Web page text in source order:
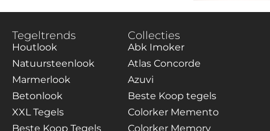
Tegeltrends
Houtlook
Natuursteenlook
Marmerlook
Betonlook
XXL Tegels
Beste Koop Tegels
Collecties
Abk Imoker
Atlas Concorde
Azuvi
Beste Koop tegels
Colorker Memento
Colorker Memory